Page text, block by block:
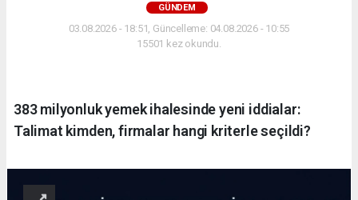
GÜNDEM
03.08.2026 - 18:51, Güncelleme: 04.08.2026 - 10:55
15501 kez okundu.
383 milyonluk yemek ihalesinde yeni iddialar:
Talimat kimden, firmalar hangi kriterle seçildi?